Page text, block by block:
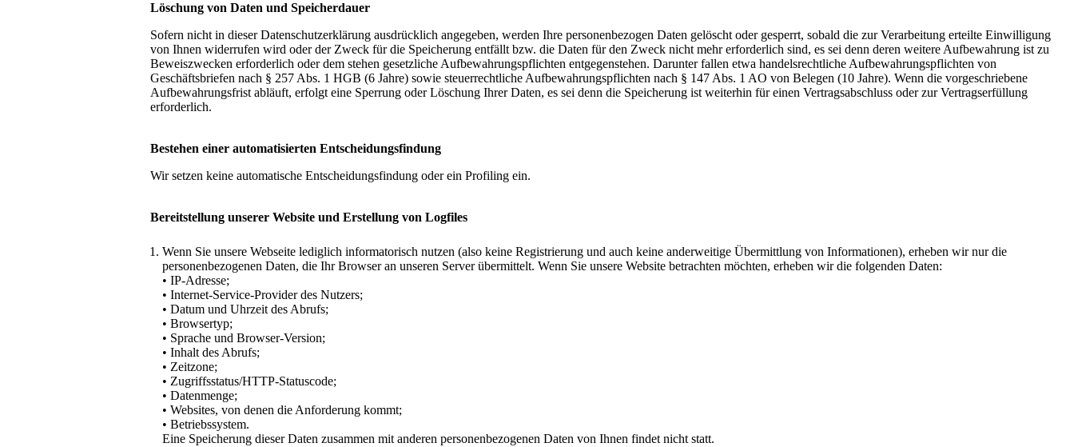
Löschung von Daten und Speicherdauer
Sofern nicht in dieser Datenschutzerklärung ausdrücklich angegeben, werden Ihre personenbezogen Daten gelöscht oder gesperrt, sobald die zur Verarbeitung erteilte Einwilligung
von Ihnen widerrufen wird oder der Zweck für die Speicherung entfällt bzw. die Daten für den Zweck nicht mehr erforderlich sind, es sei denn deren weitere Aufbewahrung ist zu
Beweiszwecken erforderlich oder dem stehen gesetzliche Aufbewahrungspflichten entgegenstehen. Darunter fallen etwa handelsrechtliche Aufbewahrungspflichten von
Geschäftsbriefen nach § 257 Abs. 1 HGB (6 Jahre) sowie steuerrechtliche Aufbewahrungspflichten nach § 147 Abs. 1 AO von Belegen (10 Jahre). Wenn die vorgeschriebene
Aufbewahrungsfrist abläuft, erfolgt eine Sperrung oder Löschung Ihrer Daten, es sei denn die Speicherung ist weiterhin für einen Vertragsabschluss oder zur Vertragserfüllung
erforderlich.
Bestehen einer automatisierten Entscheidungsfindung
Wir setzen keine automatische Entscheidungsfindung oder ein Profiling ein.
Bereitstellung unserer Website und Erstellung von Logfiles
Wenn Sie unsere Webseite lediglich informatorisch nutzen (also keine Registrierung und auch keine anderweitige Übermittlung von Informationen), erheben wir nur die
personenbezogenen Daten, die Ihr Browser an unseren Server übermittelt. Wenn Sie unsere Website betrachten möchten, erheben wir die folgenden Daten:
• IP-Adresse;
• Internet-Service-Provider des Nutzers;
• Datum und Uhrzeit des Abrufs;
• Browsertyp;
• Sprache und Browser-Version;
• Inhalt des Abrufs;
• Zeitzone;
• Zugriffsstatus/HTTP-Statuscode;
• Datenmenge;
• Websites, von denen die Anforderung kommt;
• Betriebssystem.
Eine Speicherung dieser Daten zusammen mit anderen personenbezogenen Daten von Ihnen findet nicht statt.